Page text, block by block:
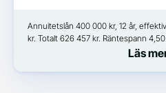
Annuitetslån 400 000 kr, 12 år,
kr. Totalt 626 457 kr. Räntespann 4,50
Läs